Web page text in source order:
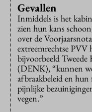
Gevallen
Inmiddels is het
zien hun kans
over de
extreemrechtse PVV
bijvoorbeeld
(DENK), “kunnen
afbraakbeleid en hun
pijnlijke
vegen.”